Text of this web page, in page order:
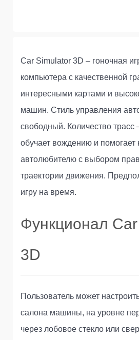
Car Simulator 3D – гоночная
компьютера с качественной
интересными картами и
машин. Стиль управления
свободный. Количество трасс
обучает вождению и
автолюбителю с выбором
траектории движения.
игру на время.
Функционал
3D
Пользователь может
салона машины, на уровне
через лобовое стекло или